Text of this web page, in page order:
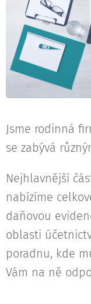
Jsme rodinná
se zabývá
Nejhlavnější
nabízíme
daňovou
oblasti
poradnu, kde
Vám na ně